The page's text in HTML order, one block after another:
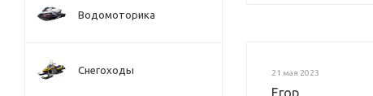
Водомоторика
Снегоходы 21 мая 2023
Егор